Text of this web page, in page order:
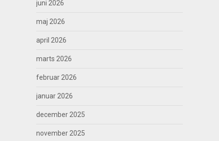
juni 2026
maj 2026
april 2026
marts 2026
februar 2026
januar 2026
december 2025
november 2025